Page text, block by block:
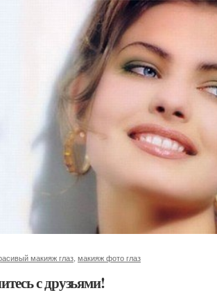
макияж глаз макияж фото глаз
с друзьями!